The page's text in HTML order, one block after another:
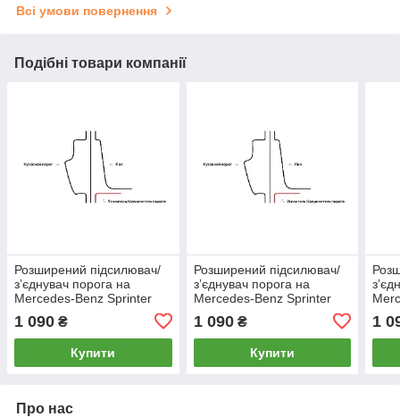
Всі умови повернення
Подібні товари компанії
Розширений підсилювач/
зʼєднувач порога на
Mercedes-Benz Sprinter
Длинная база, Лівий
1 090 ₴
Купити
Розширений підсилювач/
зʼєднувач порога на
Mercedes-Benz Sprinter
Короткая база, Лівий
1 090₴
Купити
1
Про нас